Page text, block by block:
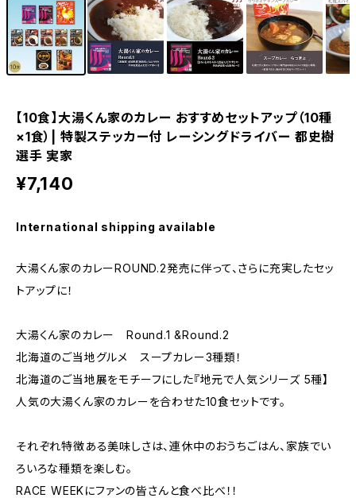
【10食】大湯くん家のカレー おすすめセットアップ（10種
×1食）| 特製ステッカー付 レーシングドライバー 都史樹
選手 実家
¥7,140
International shipping available
大湯くん家のカレーROUND.2発売に伴って、さらに充実したセッ
トアップに！
大湯くん家のカレー Round.1 &Round.2
北海道のご当地グルメ スープカレー3種類！
北海道のご当地展をモチーフにした『地元で人気シリーズ 5種】
人気の大湯くん家のカレーを合わせた10食セットです。
それぞれ特徴ある美味しさは、連休中のおうちごはん、家族でい
ろいろな種類を楽しむ。
RACE WEEKにファンの皆さんと食べ比べ！！